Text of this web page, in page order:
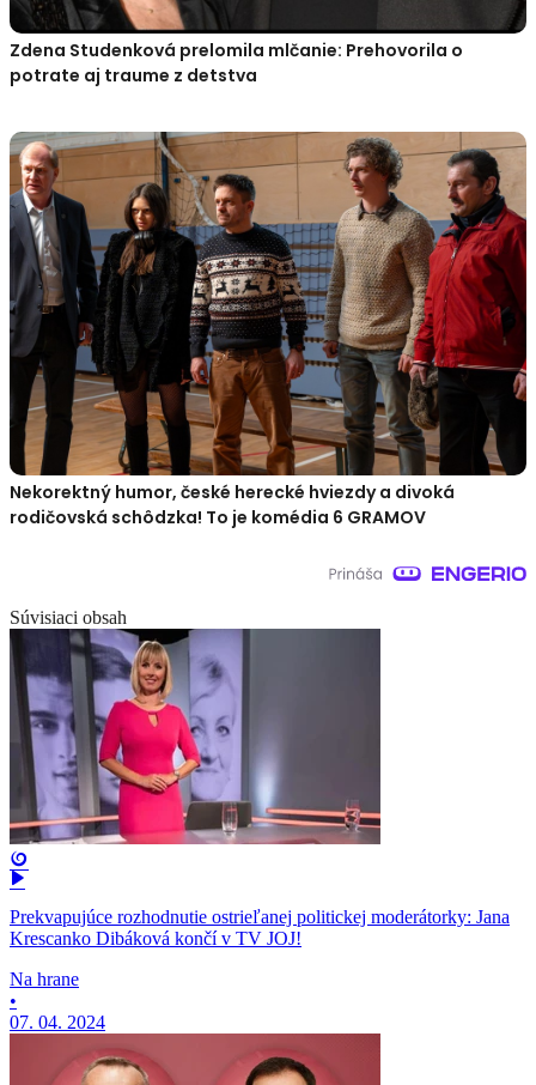
Zdena Studenková prelomila mlčanie: Prehovorila o
potrate aj traume z detstva
Nekorektný humor, české herecké hviezdy a divoká
rodičovská schôdzka! To je komédia 6 GRAMOV
Súvisiaci obsah
Prekvapujúce rozhodnutie ostrieľanej politickej moderátorky: Jana
Krescanko Dibáková končí v TV JOJ!
Na hrane
•
07. 04. 2024